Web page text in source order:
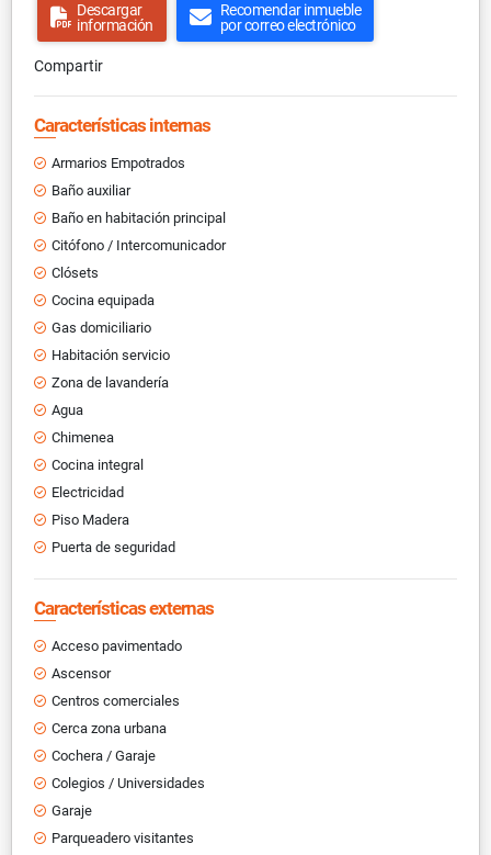
Descargar
información
Recomendar inmueble
por correo electrónico
Compartir
Características internas
Armarios Empotrados
Baño auxiliar
Baño en habitación principal
Citófono / Intercomunicador
Clósets
Cocina equipada
Gas domiciliario
Habitación servicio
Zona de lavandería
Agua
Chimenea
Cocina integral
Electricidad
Piso Madera
Puerta de seguridad
Características externas
Acceso pavimentado
Ascensor
Centros comerciales
Cerca zona urbana
Cochera / Garaje
Colegios / Universidades
Garaje
Parqueadero visitantes